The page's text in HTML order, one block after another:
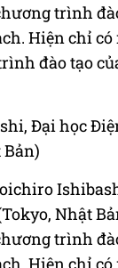
trình
Hiện chỉ
đào tạo
Đại học
Nhật
trình
Hiện chỉ